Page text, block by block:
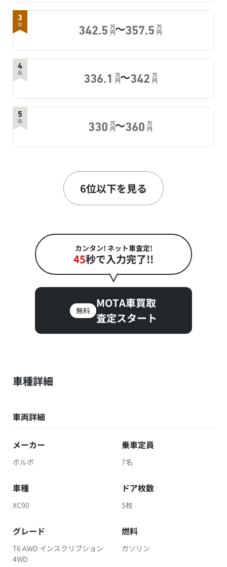
3
位
342.5 万
円～357.5 万
円
4
位
336.1 万
円～342 万
円
5
位
330 万
円～360 万
円
万
293.3 万
円 ～340 万
290 万～320 万
位
6位以下を見る
カンタン! ネット車査定!
45秒で入力完了!!
無料
MOTA車買取
査定スタート
車種詳細
車両詳細
メーカー
ボルボ
乗車定員
7名
車種
XC90
ドア枚数
5枚
グレード
T6 AWD インスクリプション
4WD
燃料
ガソリン